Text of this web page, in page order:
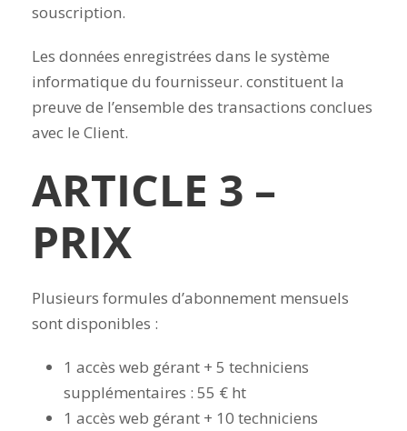
souscription.
Les données enregistrées dans le système
informatique du fournisseur. constituent la
preuve de l’ensemble des transactions conclues
avec le Client.
ARTICLE 3 –
PRIX
Plusieurs formules d’abonnement mensuels
sont disponibles :
1 accès web gérant + 5 techniciens
supplémentaires : 55 € ht
1 accès web gérant + 10 techniciens